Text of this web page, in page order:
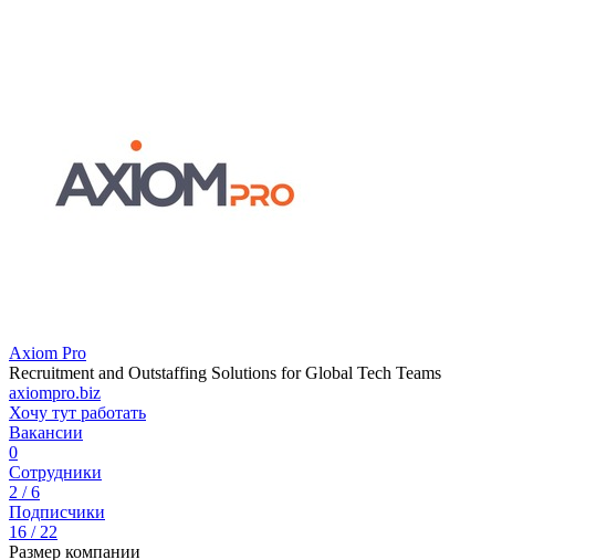
Axiom Pro
Recruitment and Outstaffing Solutions for Global Tech Teams
axiompro.biz
Хочу тут работать
Вакансии
0
Сотрудники
2 / 6
Подписчики
16 / 22
Размер компании